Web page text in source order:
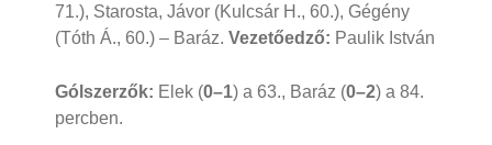
71.), Starosta, Jávor (Kulcsár H., 60.), Gégény
(Tóth Á., 60.) – Baráz. Vezetőedző: Paulik István
Gólszerzők: Elek (0–1) a 63., Baráz (0–2) a 84.
percben.